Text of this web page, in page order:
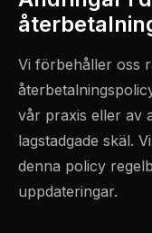
Vi förbehåller oss
vår praxis eller av
lagstadgade skäl.
denna policy
uppdateringar.